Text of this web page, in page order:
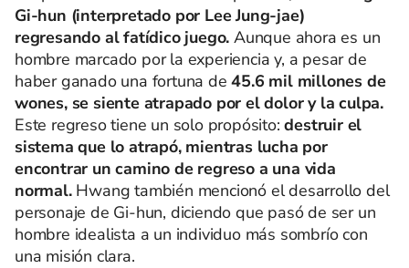
Gi-hun (interpretado por Lee Jung-jae)
regresando al fatídico juego.Aunque ahora es un
hombre marcado por la experiencia y, a pesar de
haber ganado una fortuna de45.6 mil millones de
wones, se siente atrapado por el dolor y la culpa.
Este regreso tiene un solo propósito:destruir el
sistema que lo atrapó, mientras lucha por
encontrar un camino de regreso a una vida
normal. Hwang también mencionó el desarrollo del
personaje de Gi-hun, diciendo que pasó de ser un
hombre idealista a un individuo más sombrío con
una misión clara.